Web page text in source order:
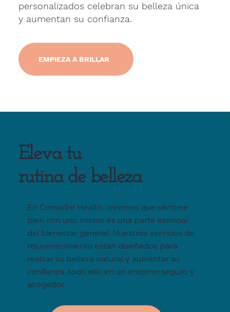
personalizados celebran su belleza única
y aumentan su confianza.
EMPIEZA A BRILLAR
Eleva tu
rutina de belleza
En Comadre Health, creemos que sentirse
bien con uno mismo es una parte esencial
del bienestar general. Nuestros servicios de
rejuvenecimiento están diseñados para
realzar su belleza natural y aumentar su
confianza, todo ello en un entorno seguro y
acogedor.